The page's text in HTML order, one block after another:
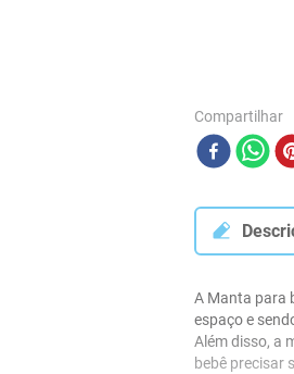
Compartilhar
A Manta para
espaço e
Além disso, a
bebê precisar